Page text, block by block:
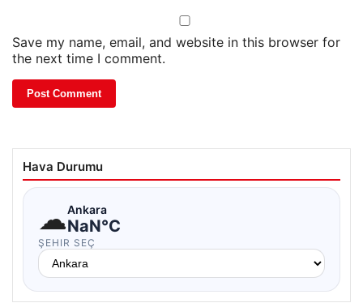
Save my name, email, and website in this browser for
the next time I comment.
Hava Durumu
☁Ankara
NaN°C
ŞEHIR SEÇ